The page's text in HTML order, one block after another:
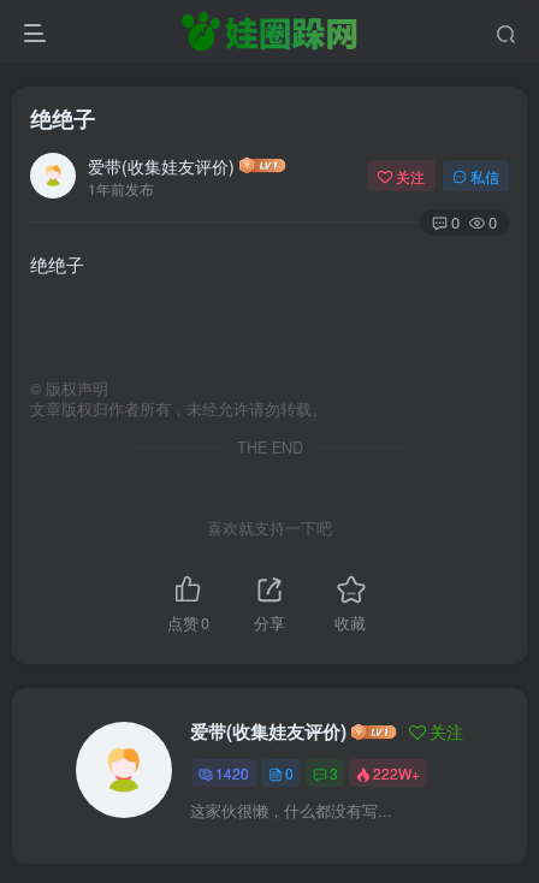
绝绝子
爱带(收集娃友评价)
1年前发布
关注 私信
0 0
绝绝子
© 版权声明
文章版权归作者所有，未经允许请勿转载。
THE END
喜欢就支持一下吧
点赞0 分享 收藏
爱带(收集娃友评价) 关注
1420 0 3 222W+
这家伙很懒，什么都没有写...